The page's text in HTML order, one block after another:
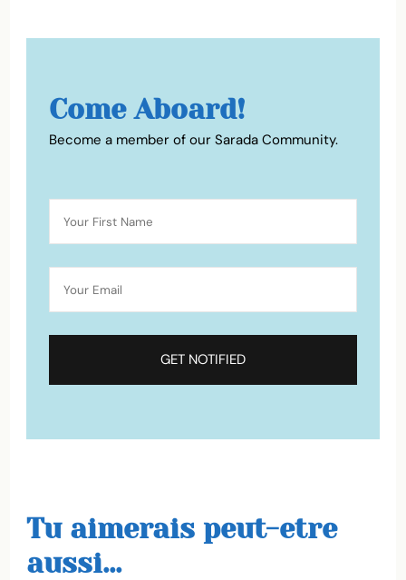
Come Aboard!
Become a member of our Sarada Community.
Tu aimerais peut-etre
aussi...